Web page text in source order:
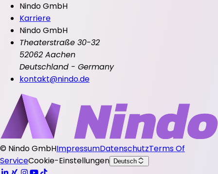
Nindo GmbH
Karriere
Nindo GmbH
Theaterstraße 30-32
52062 Aachen
Deutschland - Germany
kontakt@nindo.de
© Nindo GmbHImpressumDatenschutzTerms Of
ServiceCookie-Einstellungen Deutsch